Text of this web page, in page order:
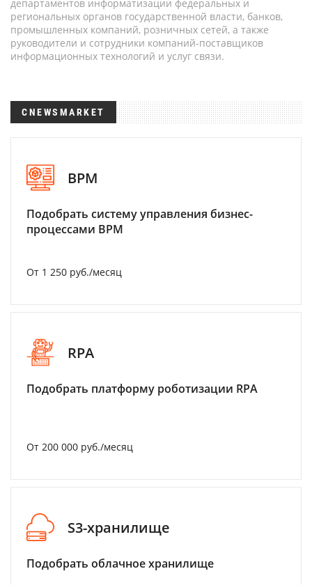
департаментов информатизации федеральных и
региональных органов государственной власти, банков,
промышленных компаний, розничных сетей, а также
руководители и сотрудники компаний-поставщиков
информационных технологий и услуг связи.
CNEWSMARKET
BPM
Подобрать систему управления бизнес-
процессами BPM
От 1 250 руб./месяц
RPA
Подобрать платформу роботизации RPA
От 200 000 руб./месяц
S3-хранилище
Подобрать облачное хранилище